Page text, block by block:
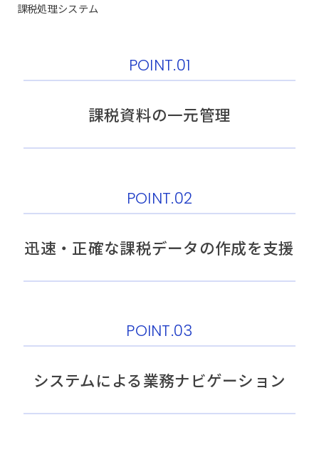
課税処理システム
POINT.01
課税資料の一元管理
POINT.02
迅速・正確な課税データの作成を支援
POINT.03
システムによる業務ナビゲーション